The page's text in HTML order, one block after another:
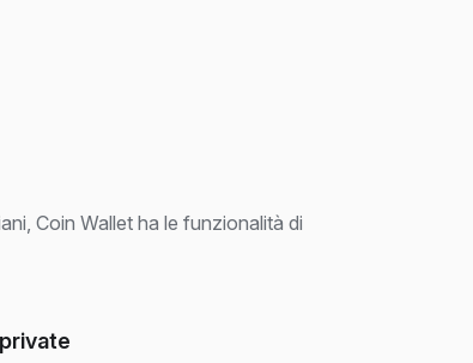
Coin Wallet ha le funzionalità di